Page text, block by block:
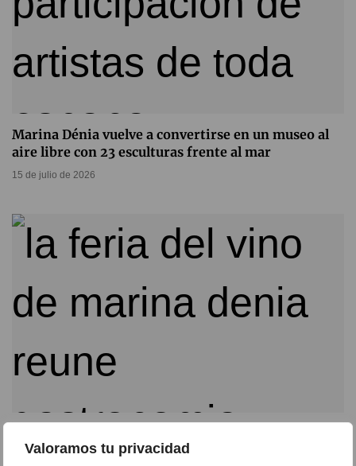
Valoramos tu privacidad
Marina Dénia vuelve a convertirse en un museo al
aire libre con 23 esculturas frente al mar
15 de julio de 2026
gastronomía y actividades culturales